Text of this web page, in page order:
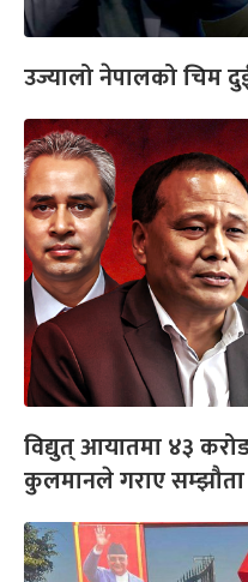
उज्यालो नेपालको चिम
विद्युत् आयातमा ४३
कुलमानले गराए सम्झौता